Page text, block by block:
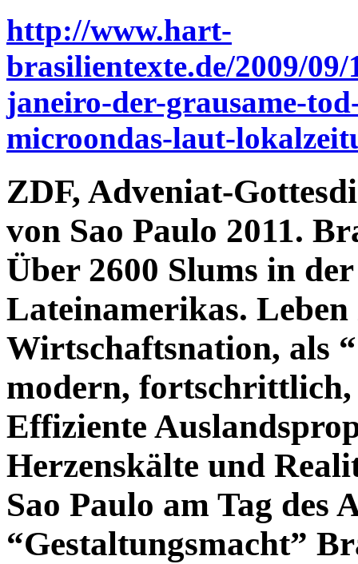
http://www.hart-
brasilientexte.de/2009/
janeiro-der-grausame-
microondas-laut-
ZDF, Adveniat-
von Sao Paulo 2011.
Über 2600 Slums in
Lateinamerikas.
Wirtschaftsnation, als
modern,
Effiziente
Herzenskälte und
Sao Paulo am Tag des
“Gestaltungsmacht”